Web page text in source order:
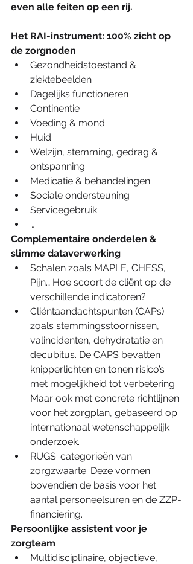
even alle feiten op een rij.
Het RAI-instrument: 100% zicht op
de zorgnoden
Gezondheidstoestand &
ziektebeelden
Dagelijks functioneren
Continentie
Voeding & mond
Huid
Welzijn, stemming, gedrag &
ontspanning
Medicatie & behandelingen
Sociale ondersteuning
Servicegebruik
…
Complementaire onderdelen &
slimme dataverwerking
Schalen zoals MAPLE, CHESS,
Pijn… Hoe scoort de cliënt op de
verschillende indicatoren?
Cliëntaandachtspunten (CAPs)
zoals stemmingsstoornissen,
valincidenten, dehydratatie en
decubitus. De CAPS bevatten
knipperlichten en tonen risico’s
met mogelijkheid tot verbetering.
Maar ook met concrete richtlijnen
voor het zorgplan, gebaseerd op
internationaal wetenschappelijk
onderzoek.
RUGS: categorieën van
zorgzwaarte. Deze vormen
bovendien de basis voor het
aantal personeelsuren en de ZZP-
financiering.
Persoonlijke assistent voor je
zorgteam
Multidisciplinaire, objectieve,